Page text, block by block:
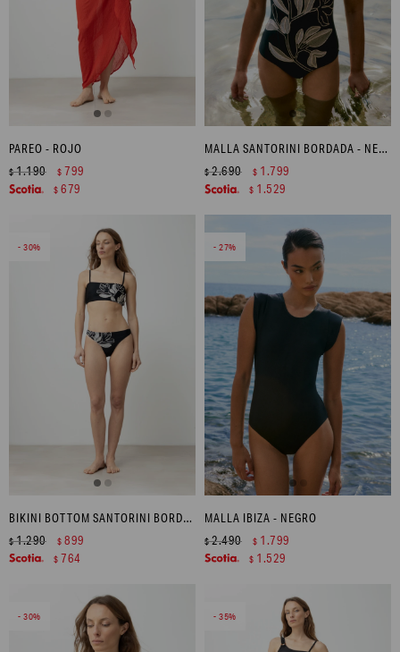
PAREO - ROJO
$1.190 $ 799
$ 679
MALLA SANTORINI BORDADA - NEGRO
$2.690 $ 1.799
$ 1.529
30
BIKINI BOTTOM SANTORINI BORDADO - NEGRO
$1.290 $ 899
$ 764
27
MALLA IBIZA - NEGRO
$2.490 $ 1.799
$ 1.529
30 35